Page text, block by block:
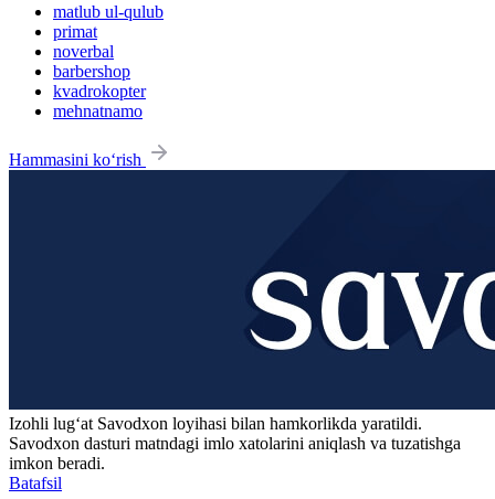
matlub ul-qulub
primat
noverbal
barbershop
kvadrokopter
mehnatnamo
Hammasini ko‘rish
Izohli lugʻat Savodxon loyihasi bilan hamkorlikda yaratildi.
Savodxon dasturi matndagi imlo xatolarini aniqlash va tuzatishga
imkon beradi.
Batafsil